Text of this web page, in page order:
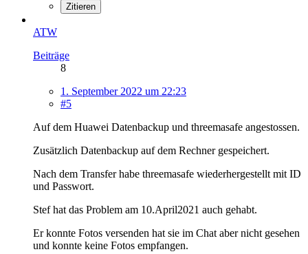
Zitieren
ATW
Beiträge
8
1. September 2022 um 22:23
#5
Auf dem Huawei Datenbackup und threemasafe angestossen.
Zusätzlich Datenbackup auf dem Rechner gespeichert.
Nach dem Transfer habe threemasafe wiederhergestellt mit ID
und Passwort.
Stef hat das Problem am 10.April2021 auch gehabt.
Er konnte Fotos versenden hat sie im Chat aber nicht gesehen
und konnte keine Fotos empfangen.